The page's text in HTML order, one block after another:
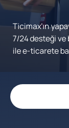
Ticimax'ın
7/24 desteği
ile e-ticarete